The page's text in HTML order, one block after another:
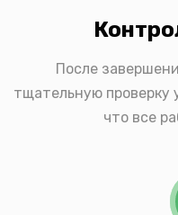
После
тщательную проверку
что все